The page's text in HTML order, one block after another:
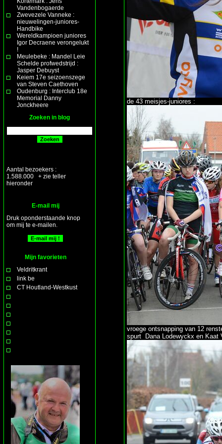
Vandenbogaerde
Zwevezele Vanneke :
nieuwelingen-juniores-
Handbike
Wereldkampioen juniores
Igor Decraene verongelukt
!
Meulebeke : Mandel Leie
Schelde profwedstrijd :
Jasper Debuyst
Keiem 17e seizoenszege
van Steven Caethoven
Oudenburg : Interclub 18e
Memorial Danny
Jonckheere
Zoeken in blog
Aantal bezoekers :
1.588.000 + zie teller
hieronder
E-mail mij
Druk oponderstaande knop
om mij te e-mailen.
Mijn favorieten
Veldritkrant
link be
CT Houtland-Westkust
de 43 meisjes-juniores :
vroege ontsnapping van 12
spurt Dana Lodewyckx en Kaat